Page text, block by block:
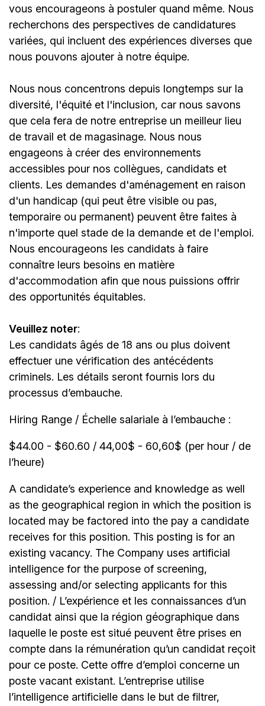
vous encourageons à postuler quand même. Nous
recherchons des perspectives de candidatures
variées, qui incluent des expériences diverses que
nous pouvons ajouter à notre équipe.
Nous nous concentrons depuis longtemps sur la
diversité, l'équité et l'inclusion, car nous savons
que cela fera de notre entreprise un meilleur lieu
de travail et de magasinage. Nous nous
engageons à créer des environnements
accessibles pour nos collègues, candidats et
clients. Les demandes d'aménagement en raison
d'un handicap (qui peut être visible ou pas,
temporaire ou permanent) peuvent être faites à
n'importe quel stade de la demande et de l'emploi.
Nous encourageons les candidats à faire
connaître leurs besoins en matière
d'accommodation afin que nous puissions offrir
des opportunités équitables.
Veuillez noter:
Les candidats âgés de 18 ans ou plus doivent
effectuer une vérification des antécédents
criminels. Les détails seront fournis lors du
processus d’embauche.
Hiring Range / Échelle salariale à l’embauche :
$44.00 - $60.60 / 44,00$ - 60,60$ (per hour / de
l’heure)
A candidate’s experience and knowledge as well
as the geographical region in which the position is
located may be factored into the pay a candidate
receives for this position. This posting is for an
existing vacancy. The Company uses artificial
intelligence for the purpose of screening,
assessing and/or selecting applicants for this
position. / L’expérience et les connaissances d’un
candidat ainsi que la région géographique dans
laquelle le poste est situé peuvent être prises en
compte dans la rémunération qu’un candidat reçoit
pour ce poste. Cette offre d’emploi concerne un
poste vacant existant. L’entreprise utilise
l’intelligence artificielle dans le but de filtrer,